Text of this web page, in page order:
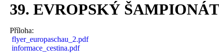
39. EVROPSKÝ
Příloha:
flyer_europaschau_2.pdf
informace_cestina.pdf